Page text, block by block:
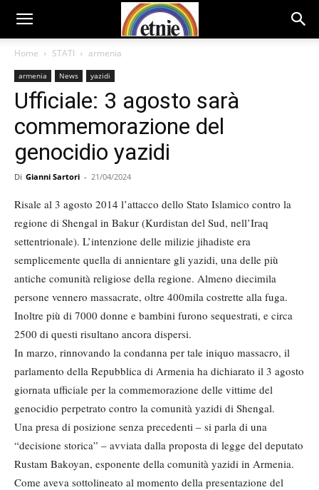
Home STATI armenia
armenia News yazidi
Ufficiale: 3 agosto sarà
commemorazione del
genocidio yazidi
Di Gianni Sartori - 21/04/2024
Risale al 3 agosto 2014 l’attacco dello Stato Islamico contro la
regione di Shengal in Bakur (Kurdistan del Sud, nell’Iraq
settentrionale). L’intenzione delle milizie jihadiste era
semplicemente quella di annientare gli yazidi, una delle più
antiche comunità religiose della regione. Almeno diecimila
persone vennero massacrate, oltre 400mila costrette alla fuga.
Inoltre più di 7000 donne e bambini furono sequestrati, e circa
2500 di questi risultano ancora dispersi.
In marzo, rinnovando la condanna per tale iniquo massacro, il
parlamento della Repubblica di Armenia ha dichiarato il 3 agosto
giornata ufficiale per la commemorazione delle vittime del
genocidio perpetrato contro la comunità yazidi di Shengal.
Una presa di posizione senza precedenti – si parla di una
“decisione storica” – avviata dalla proposta di legge del deputato
Rustam Bakoyan, esponente della comunità yazidi in Armenia.
Come aveva sottolineato al momento della presentazione del